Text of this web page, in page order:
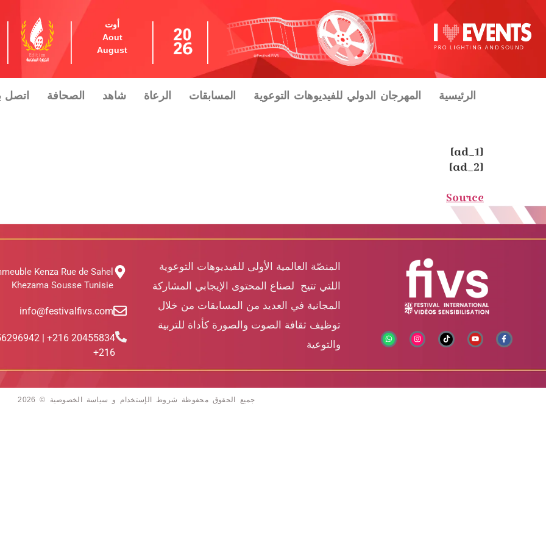
أوت
Aout
August
الرئيسية المهرجان الدولي للفيديوهات التوعوية المسابقات الرعاة شاهد الصحافة اتصل
[ad_1]
[ad_2]
Source
المنصّة العالمية الأولى للفيديوهات التوعوية
اللتي تتيح لصناع المحتوى الإيجابي المشاركة
المجانية في العديد من المسابقات من خلال
توظيف ثقافة الصوت والصورة كأداة للتربية
والتوعية
Kenza Rue de Sahel
Khezama Sousse Tunisie
info@festivalfivs.com
216+ | 56296942
216+
جميع الحقوق محفوظة شروط الإستخدام و سياسة الخصوصية © 2026